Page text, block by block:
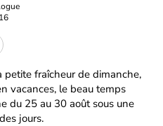
petite fraîcheur de dimanche,
vacances, le beau temps
du 25 au 30 août sous une
jours.